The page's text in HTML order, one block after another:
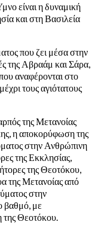
είναι η δυναμική
και στη Βασιλεία
που ζει μέσα στην
της Αβραάμ και Σάρα,
αναφέρονται στο
τους αγιότατους
της Μετανοίας
η αποκορύφωση της
στην Ανθρώπινη
της Εκκλησίας,
της Θεοτόκου,
της Μετανοίας από
στην
βαθμό, με
Θεοτόκου.